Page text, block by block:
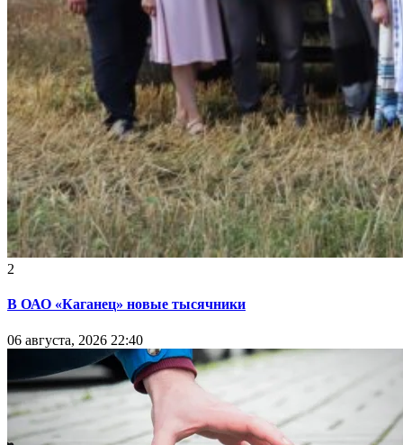
2
В ОАО «Каганец» новые тысячники
06 августа, 2026 22:40